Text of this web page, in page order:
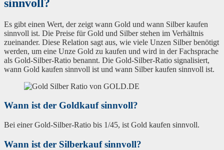
sinnvoll?
Es gibt einen Wert, der zeigt wann Gold und wann Silber kaufen
sinnvoll ist. Die Preise für Gold und Silber stehen im Verhältnis
zueinander. Diese Relation sagt aus, wie viele Unzen Silber benötigt
werden, um eine Unze Gold zu kaufen und wird in der Fachsprache
als Gold-Silber-Ratio benannt. Die Gold-Silber-Ratio signalisiert,
wann Gold kaufen sinnvoll ist und wann Silber kaufen sinnvoll ist.
Wann ist der Goldkauf sinnvoll?
Bei einer Gold-Silber-Ratio bis 1/45, ist Gold kaufen sinnvoll.
Wann ist der Silberkauf sinnvoll?